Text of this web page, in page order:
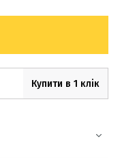
Купити в 1 клік